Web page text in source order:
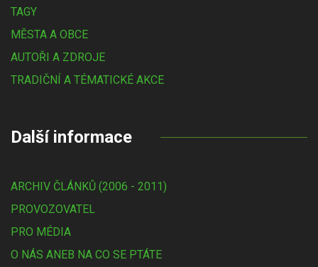
TAGY
MĚSTA A OBCE
AUTOŘI A ZDROJE
TRADIČNÍ A TÉMATICKÉ AKCE
Další informace
ARCHIV ČLÁNKŮ (2006 - 2011)
PROVOZOVATEL
PRO MÉDIA
O NÁS ANEB NA CO SE PTÁTE